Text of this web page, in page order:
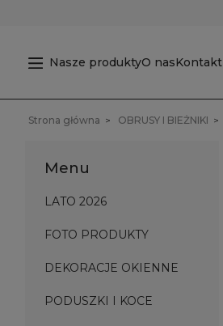
Nasze produktyO nasKontakt
Strona główna OBRUSY I BIEŻNIKI
Menu
LATO 2026
FOTO PRODUKTY
DEKORACJE OKIENNE
PODUSZKI I KOCE